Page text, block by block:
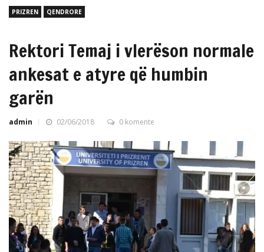
PRIZREN QENDRORE
Rektori Temaj i vlerëson normale
ankesat e atyre që humbin
garën
admin 02/06/2018 0 komente